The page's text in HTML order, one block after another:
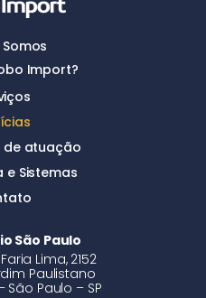
Import?
de atuação
e Sistemas
São Paulo
Lima, 2152
Paulistano
São Paulo – SP